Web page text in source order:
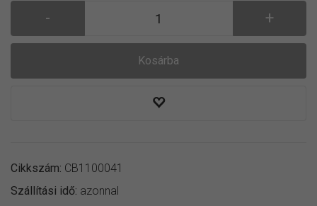
Kosárba
Cikkszám: CB1100041
Szállítási idő: azonnal